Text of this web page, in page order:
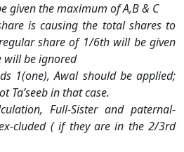
given the maximum of A,B & C
is causing the total shares to
share of 1/6th will be given
will be ignored
1(one), Awal should be applied;
Ta’seeb in that case.
Full-Sister and paternal-
cluded ( if they are in the 2/3rd